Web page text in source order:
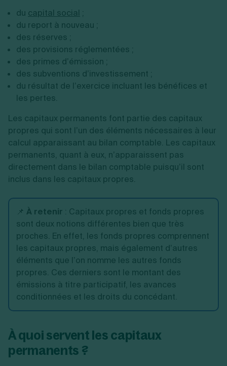
du capital social ;
du report à nouveau ;
des réserves ;
des provisions réglementées ;
des primes d’émission ;
des subventions d’investissement ;
du résultat de l’exercice incluant les bénéfices et
les pertes.
Les capitaux permanents font partie des capitaux
propres qui sont l’un des éléments nécessaires à leur
calcul apparaissant au bilan comptable. Les capitaux
permanents, quant à eux, n’apparaissent pas
directement dans le bilan comptable puisqu’il sont
inclus dans les capitaux propres.
📌 À retenir : Capitaux propres et fonds propres
sont deux notions différentes bien que très
proches. En effet, les fonds propres comprennent
les capitaux propres, mais également d’autres
éléments que l’on nomme les autres fonds
propres. Ces derniers sont le montant des
émissions à titre participatif, les avances
conditionnées et les droits du concédant.
À quoi servent les capitaux
permanents ?